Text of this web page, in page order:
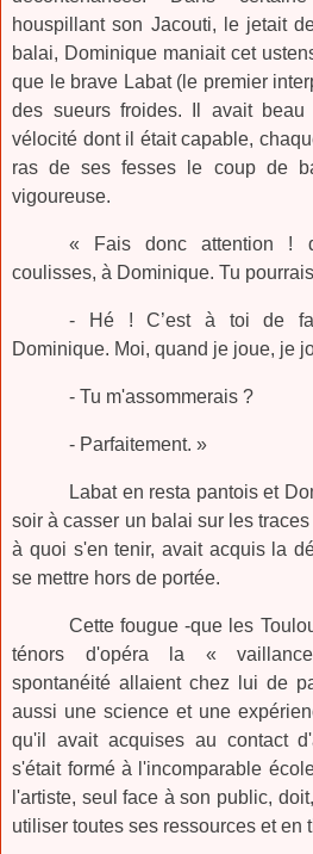
houspillant son Jacouti, le jetait
balai, Dominique maniait cet
que le brave Labat (le premier
des sueurs froides. Il avait
vélocité dont il était capable,
ras de ses fesses le coup de
vigoureuse.
« Fais donc attention !
coulisses, à Dominique. Tu
- Hé ! C’est à toi de
Dominique. Moi, quand je joue, je
- Tu m'assommerais ?
- Parfaitement. »
Labat en resta pantois et
soir à casser un balai sur les
à quoi s'en tenir, avait acquis la
se mettre hors de portée.
Cette fougue -que les
ténors d'opéra la «
spontanéité allaient chez lui de
aussi une science et une
qu'il avait acquises au contact
s'était formé à l'incomparable
l'artiste, seul face à son public,
utiliser toutes ses ressources et en